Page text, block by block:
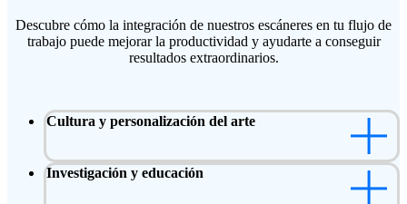
Descubre cómo la integración de nuestros escáneres en tu flujo de
trabajo puede mejorar la productividad y ayudarte a conseguir
resultados extraordinarios.
Cultura y personalización del arte
Investigación y educación